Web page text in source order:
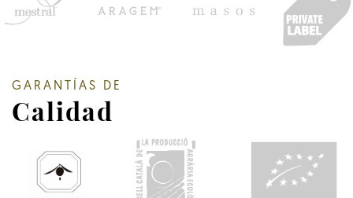
GARANTÍAS DE
Calidad